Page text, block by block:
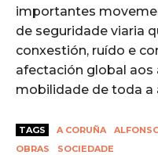
importantes
de seguridade viaria
conxestión, ruído e
afectación global aos
mobilidade de toda
TAGS A CORUÑA
OBRAS
SOCIEDADE